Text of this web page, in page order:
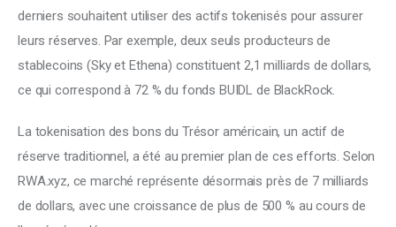
derniers souhaitent utiliser des actifs tokenisés pour assurer
leurs réserves. Par exemple, deux seuls producteurs de
stablecoins (Sky et Ethena) constituent 2,1 milliards de dollars,
ce qui correspond à 72 % du fonds BUIDL de BlackRock.
La tokenisation des bons du Trésor américain, un actif de
réserve traditionnel, a été au premier plan de ces efforts. Selon
RWA.xyz, ce marché représente désormais près de 7 milliards
de dollars, avec une croissance de plus de 500 % au cours de